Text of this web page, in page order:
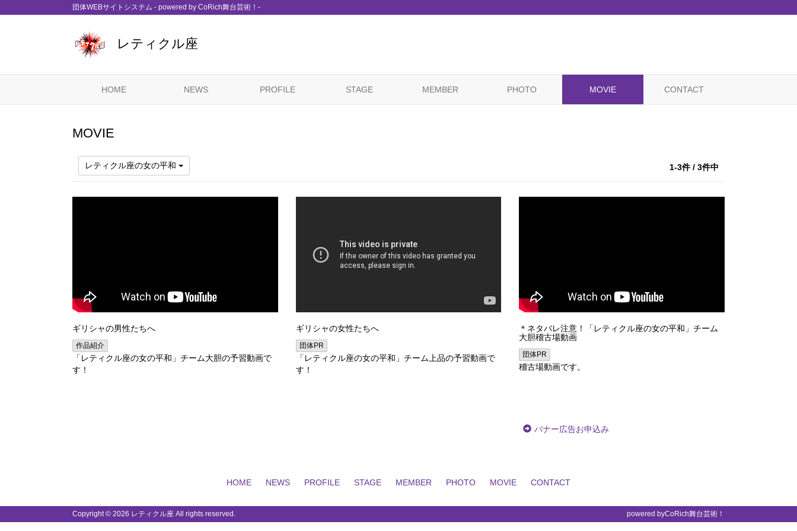
団体WEBサイトシステム - powered by CoRich舞台芸術！-
レティクル座
HOME NEWS PROFILE STAGE MEMBER PHOTO MOVIE CONTACT
MOVIE
レティクル座の女の平和 1-3件 / 3件中
ギリシャの男性たちへ
作品紹介
「レティクル座の女の平和」チーム大胆の予習動画で
す！
ギリシャの女性たちへ
団体PR
「レティクル座の女の平和」チーム上品の予習動画で
す！
＊ネタバレ注意！「レティクル座の女の平和」チーム
大胆稽古場動画
団体PR
稽古場動画です。
バナー広告お申込み
HOME NEWS PROFILE STAGE MEMBER PHOTO MOVIE CONTACT
Copyright © 2026 レティクル座 All rights reserved. powered byCoRich舞台芸術！